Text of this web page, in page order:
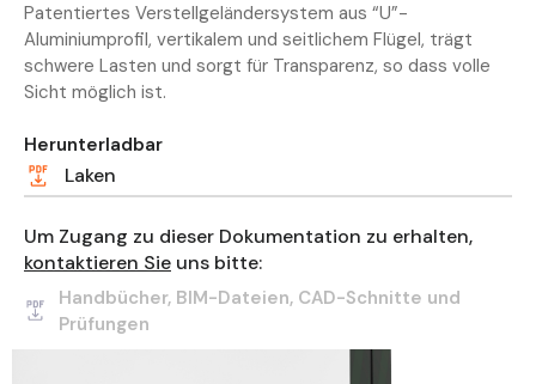
Patentiertes Verstellgeländersystem aus “U”-
Aluminiumprofil, vertikalem und seitlichem Flügel, trägt
schwere Lasten und sorgt für Transparenz, so dass volle
Sicht möglich ist.
Herunterladbar
Laken
Um Zugang zu dieser Dokumentation zu erhalten,
kontaktieren Sie uns bitte:
Handbücher, BIM-Dateien, CAD-Schnitte und
Prüfungen